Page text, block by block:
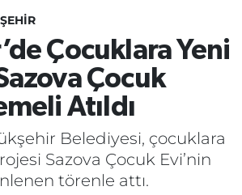
Çocuklara Yeni
Çocuk
Atıldı
Belediyesi, çocuklara
Sazova Çocuk Evi’nin
törenle attı.